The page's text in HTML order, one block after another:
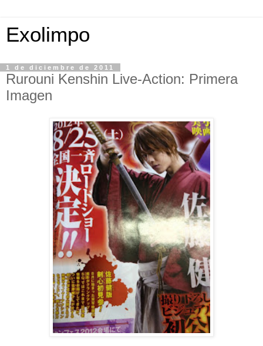
Exolimpo
1 de diciembre de 2011
Rurouni Kenshin Live-Action: Primera
Imagen